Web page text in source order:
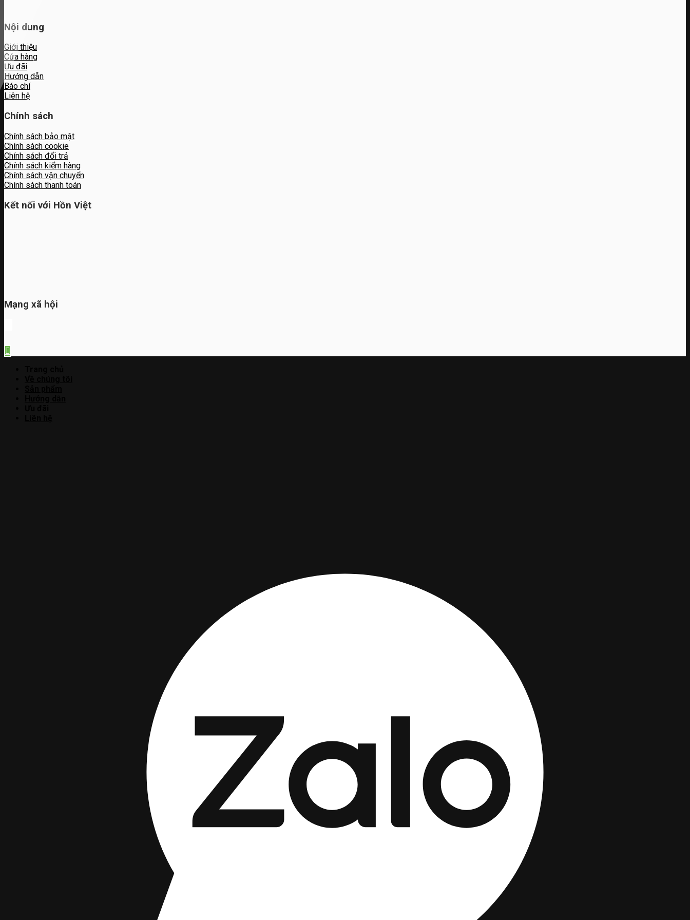
Nội dung
Giới thiệu
Cửa hàng
Ưu đãi
Hướng dẫn
Báo chí
Liên hệ
Chính sách
Chính sách bảo mật
Chính sách cookie
Chính sách đổi trả
Chính sách kiểm hàng
Chính sách vận chuyển
Chính sách thanh toán
Kết nối với Hồn Việt
Mạng xã hội